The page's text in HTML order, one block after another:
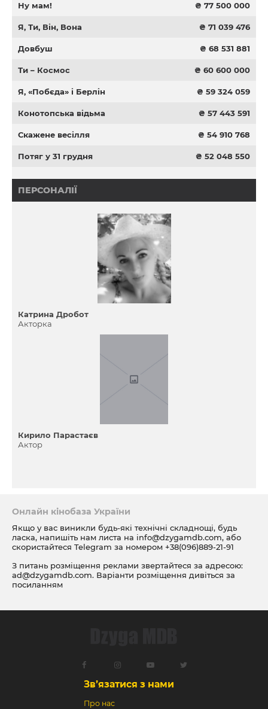
Ну мам! ₴ 77 500 000
Я, Ти, Він, Вона ₴ 71 039 476
Довбуш ₴ 68 531 881
Ти – Космос ₴ 60 600 000
Я, «Побєда» і Берлін ₴ 59 324 059
Конотопська відьма ₴ 57 443 591
Скажене весілля ₴ 54 910 768
Потяг у 31 грудня ₴ 52 048 550
ПЕРСОНАЛІЇ
Катрина Дробот
Акторка
Кирило Парастаєв
Актор
Онлайн кінобаза України
Якщо у вас виникли будь-які технічні складнощі, будь
ласка, напишіть нам листа на info@dzygamdb.com, або
скористайтеся Telegram за номером +38(096)889-21-91
З питань розміщення реклами звертайтеся за адресою:
ad@dzygamdb.com. Варіанти розміщення дивіться за
посиланням
Зв’язатися з нами
Про нас